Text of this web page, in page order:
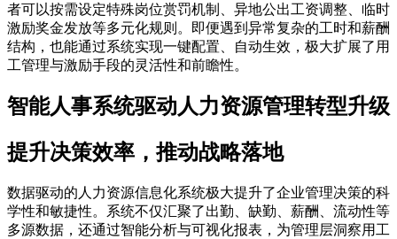
者可以按需设定特殊岗位赏罚机制、异地公出工资调整、临时
激励奖金发放等多元化规则。即便遇到异常复杂的工时和薪酬
结构，也能通过系统实现一键配置、自动生效，极大扩展了用
工管理与激励手段的灵活性和前瞻性。
智能人事系统驱动人力资源管理转型升级
提升决策效率，推动战略落地
数据驱动的人力资源信息化系统极大提升了企业管理决策的科
学性和敏捷性。系统不仅汇聚了出勤、缺勤、薪酬、流动性等
多源数据，还通过智能分析与可视化报表，为管理层洞察用工